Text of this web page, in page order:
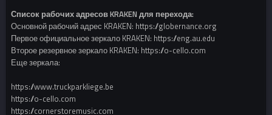
Список рабочих адресов KRAKEN для перехода:
Основной рабочий адрес KRAKEN: https://globernance.org
Первое официальное зеркало KRAKEN: https://eng.au.edu
Второе резервное зеркало KRAKEN: https://o-cello.com
Еще зеркала:
https://www.truckparkliege.be
https://o-cello.com
https://cornerstoremusic.com